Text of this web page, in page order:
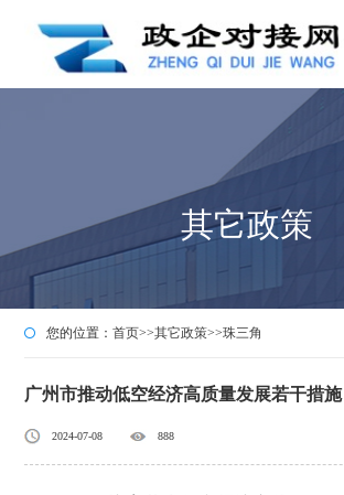
其它政策
您的位置：首页>>其它政策>>珠三角
广州市推动低空经济高质量发展若干措施
2024-07-08 888